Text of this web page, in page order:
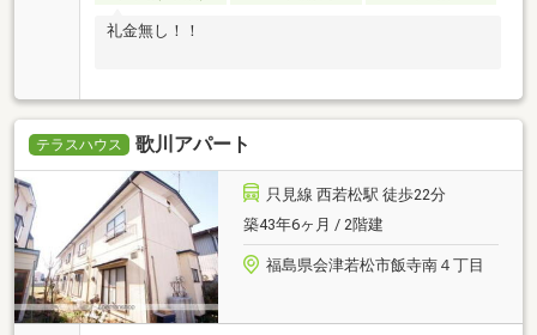
礼金無し！！
テラスハウス 歌川アパート
只見線 西若松駅 徒歩22分
築43年6ヶ月 / 2階建
福島県会津若松市飯寺南４丁目